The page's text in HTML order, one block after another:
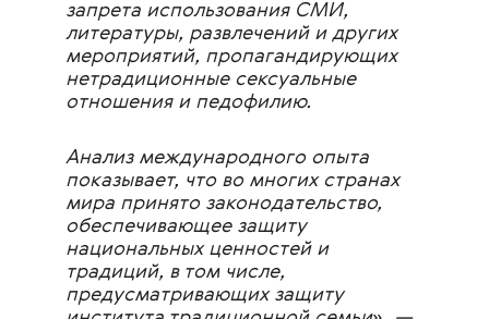
запрета использования СМИ,
литературы, развлечений и других
мероприятий, пропагандирующих
нетрадиционные сексуальные
отношения и педофилию.
Анализ международного опыта
показывает, что во многих странах
мира принято законодательство,
обеспечивающее защиту
национальных ценностей и
традиций, в том числе,
предусматривающих защиту